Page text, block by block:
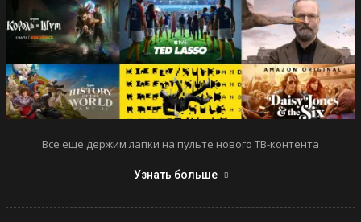
Все еще держим лапки на пульте нового ТВ-контента
Узнать больше